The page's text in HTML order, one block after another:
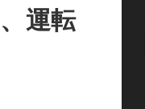
運転